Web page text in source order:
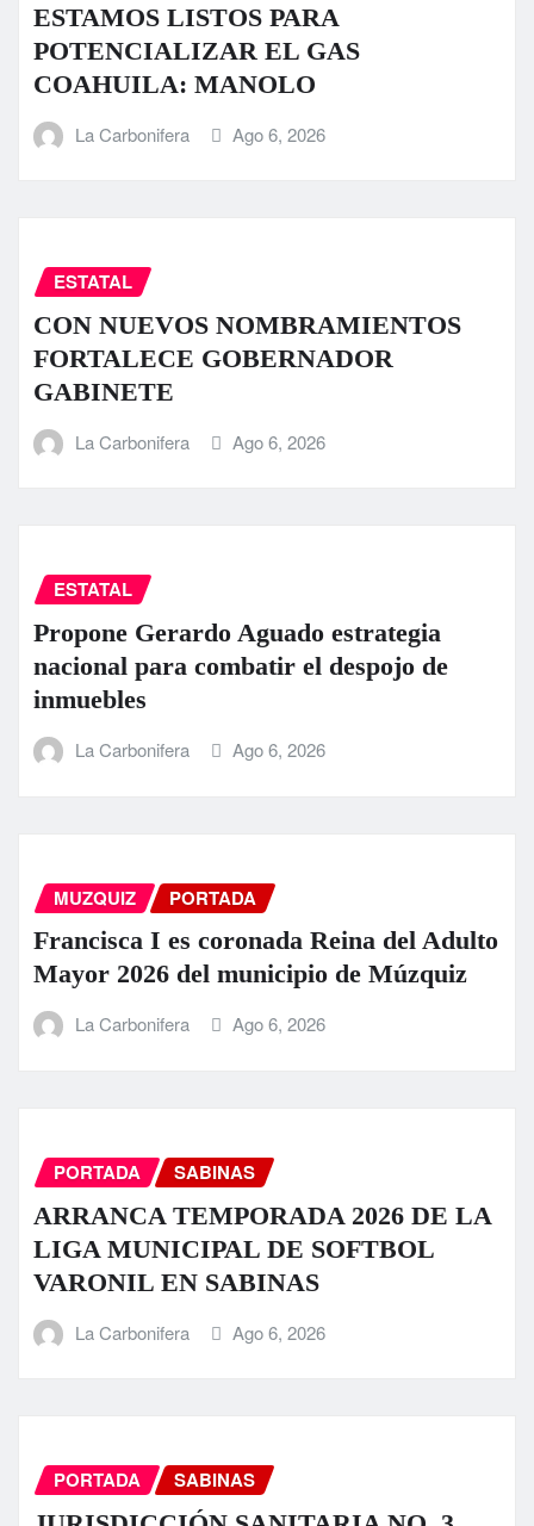
ESTAMOS LISTOS PARA
POTENCIALIZAR EL GAS
COAHUILA: MANOLO
La Carbonifera Ago 6, 2026
ESTATAL
CON NUEVOS NOMBRAMIENTOS
FORTALECE GOBERNADOR
GABINETE
La Carbonifera Ago 6, 2026
ESTATAL
Propone Gerardo Aguado estrategia
nacional para combatir el despojo de
inmuebles
La Carbonifera Ago 6, 2026
MUZQUIZ PORTADA
Francisca I es coronada Reina del Adulto
Mayor 2026 del municipio de Múzquiz
La Carbonifera Ago 6, 2026
PORTADA SABINAS
ARRANCA TEMPORADA 2026 DE LA
LIGA MUNICIPAL DE SOFTBOL
VARONIL EN SABINAS
La Carbonifera Ago 6, 2026
PORTADA SABINAS